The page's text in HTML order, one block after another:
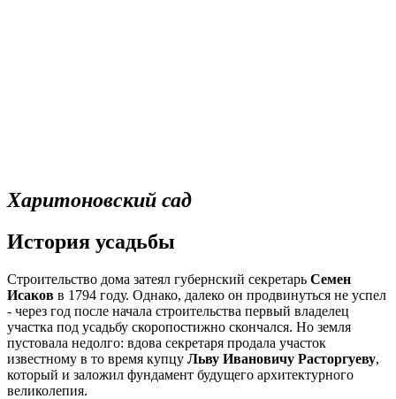
Харитоновский сад
История усадьбы
Строительство дома затеял губернский секретарь Семен
Исаков в 1794 году. Однако, далеко он продвинуться не успел
- через год после начала строительства первый владелец
участка под усадьбу скоропостижно скончался. Но земля
пустовала недолго: вдова секретаря продала участок
известному в то время купцу Льву Ивановичу Расторгуеву,
который и заложил фундамент будущего архитектурного
великолепия.